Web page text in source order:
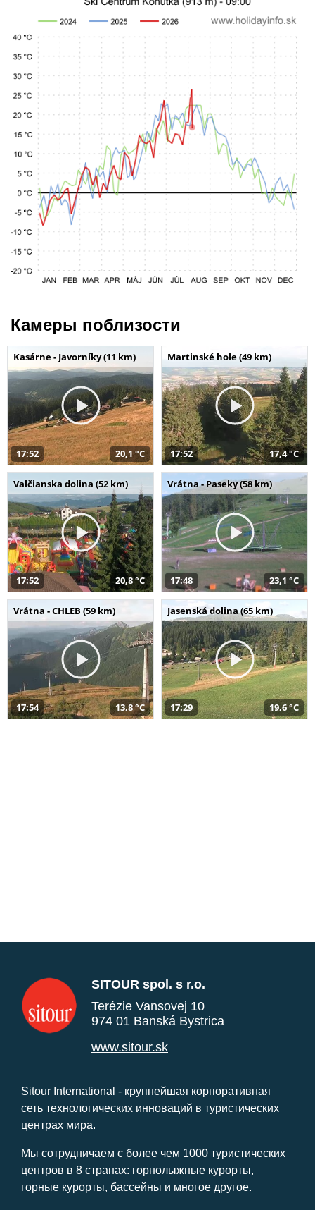
Камеры поблизости
Kasárne - Javorníky (11 km)
17:52 20,1 °C
Martinské hole (49 km)
17:52 17,4 °C
Valčianska dolina (52 km)
17:52 20,8 °C
Vrátna - Paseky (58 km)
17:48 23,1 °C
Vrátna - CHLEB (59 km)
17:54 13,8 °C
Jasenská dolina (65 km)
17:29 19,6 °C
SITOUR spol. s r.o.
Terézie Vansovej 10
974 01 Banská Bystrica
www.sitour.sk
Sitour International - крупнейшая корпоративная
сеть технологических инноваций в туристических
центрах мира.
Мы сотрудничаем с более чем 1000 туристических
центров в 8 странах: горнолыжные курорты,
горные курорты, бассейны и многое другое.